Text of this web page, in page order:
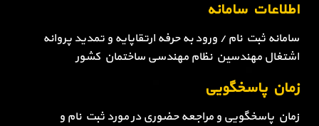
اطلاعات سامانه
سامانه ثبت نام / ورود به حرفه ارتقاپایه و تمدید پروانه
اشتغال مهندسین نظام مهندسی ساختمان کشور
زمان پاسخگویی
زمان پاسخگویی و مراجعه حضوری در مورد ثبت نام و